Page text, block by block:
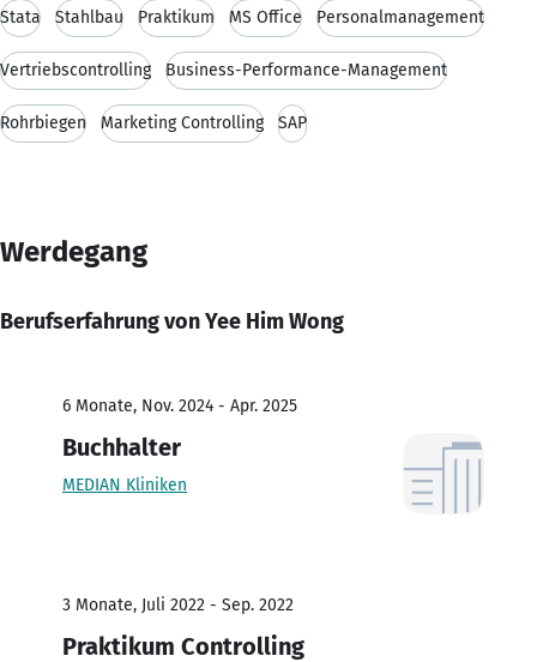
Stata Stahlbau Praktikum MS Office Personalmanagement
Vertriebscontrolling Business-Performance-Management
Rohrbiegen Marketing Controlling SAP
Werdegang
Berufserfahrung von Yee Him Wong
6 Monate, Nov. 2024 - Apr. 2025
Buchhalter
MEDIAN Kliniken
3 Monate, Juli 2022 - Sep. 2022
Praktikum Controlling